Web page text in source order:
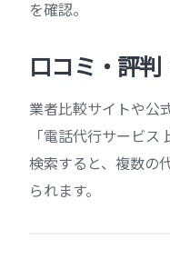
を確認。
口コミ・評
業者比較サイトや公
「電話代行サービ
検索すると、複数の
られます。